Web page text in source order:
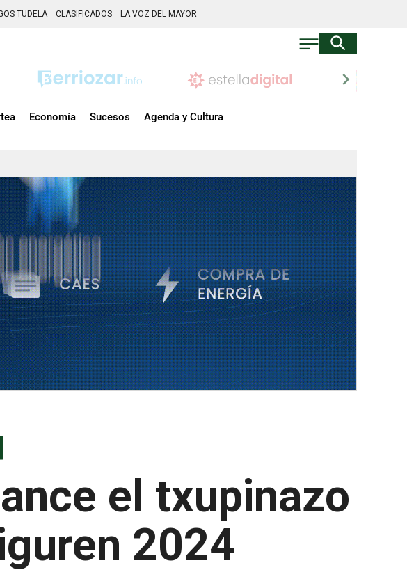
TUDELA CLASIFICADOS LA VOZ DEL MAYOR
chevron_right
Economía Sucesos Agenda y Cultura
el txupinazo
2024